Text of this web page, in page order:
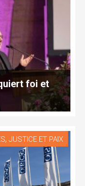
foi et
, JUSTICE ET PAIX